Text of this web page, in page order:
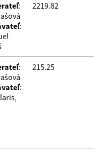
:
:
2219.82
:
:
215.25